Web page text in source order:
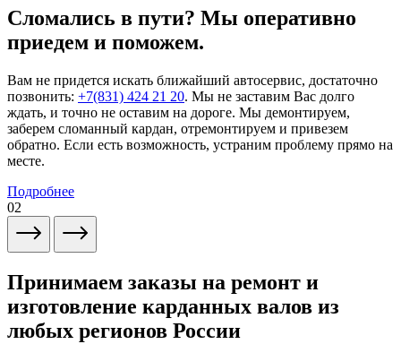
Сломались в пути? Мы оперативно
приедем и поможем.
Вам не придется искать ближайший автосервис, достаточно
позвонить: +7(831) 424 21 20. Мы не заставим Вас долго
ждать, и точно не оставим на дороге. Мы демонтируем,
заберем сломанный кардан, отремонтируем и привезем
обратно. Если есть возможность, устраним проблему прямо на
месте.
Подробнее
02
Принимаем заказы на ремонт и
изготовление карданных валов из
любых регионов России